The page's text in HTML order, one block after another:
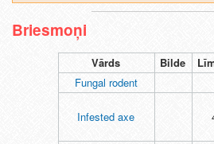
Briesmoņi
Vārds Bilde
Fungal rodent
Infested axe